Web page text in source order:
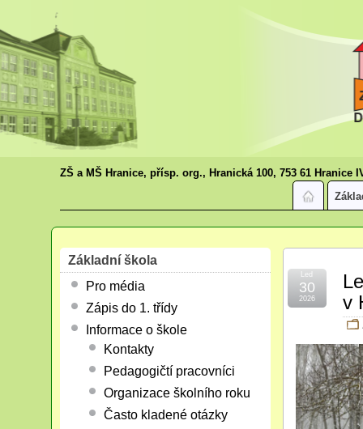
ZŠ a MŠ Hranice, přísp. org., Hranická 100, 753 61 Hranice
v
Led
30
2026
Základní škola
Pro média
Zápis do 1. třídy
Informace o škole
Kontakty
Pedagogičtí pracovníci
Organizace školního roku
Často kladené otázky